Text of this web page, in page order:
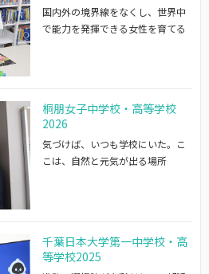
国内外の境界線をなくし、世界中
で能力を発揮できる女性を育てる
桐朋女子中学校・高等学校
2026
気づけば、いつも学校にいた。こ
こは、自然と元気が出る場所
千葉日本大学第一中学校・高
等学校2025